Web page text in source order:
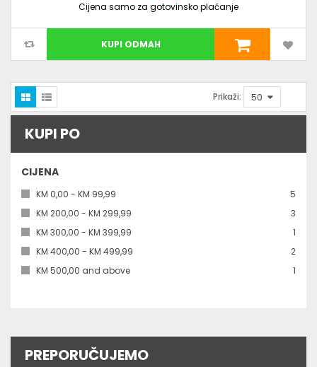
Cijena samo za gotovinsko plaćanje
KUPI ODMAH
Prikaži:
KUPI PO
CIJENA
KM 0,00 - KM 99,99 5
KM 200,00 - KM 299,99 3
KM 300,00 - KM 399,99 1
KM 400,00 - KM 499,99 2
KM 500,00 and above 1
PREPORUČUJEMO